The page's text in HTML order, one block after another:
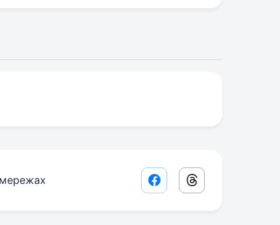
мережах Facebook share link
Threads share link